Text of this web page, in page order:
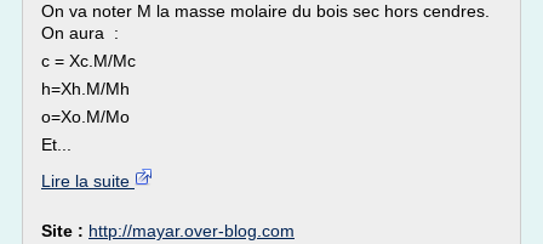
On va noter M la masse molaire du bois sec hors cendres.
On aura :
c = Xc.M/Mc
h=Xh.M/Mh
o=Xo.M/Mo
Et...
Lire la suite
Site : http://mayar.over-blog.com